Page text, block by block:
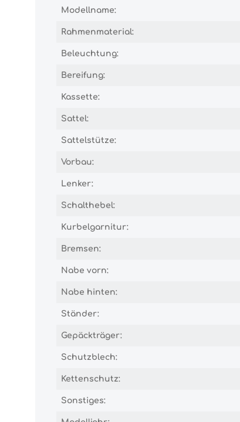
Modellname:
Rahmenmaterial:
Beleuchtung:
Bereifung:
Kassette:
Sattel:
Sattelstütze:
Vorbau:
Lenker:
Schalthebel:
Kurbelgarnitur:
Bremsen:
Nabe vorn:
Nabe hinten:
Ständer:
Gepäckträger:
Schutzblech:
Kettenschutz:
Sonstiges: